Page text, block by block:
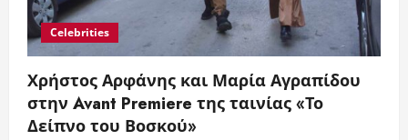
Celebrities
Χρήστος Αρφάνης και Μαρία Αγραπίδου
στην Avant Premiere της ταινίας «Το
Δείπνο του Βοσκού»